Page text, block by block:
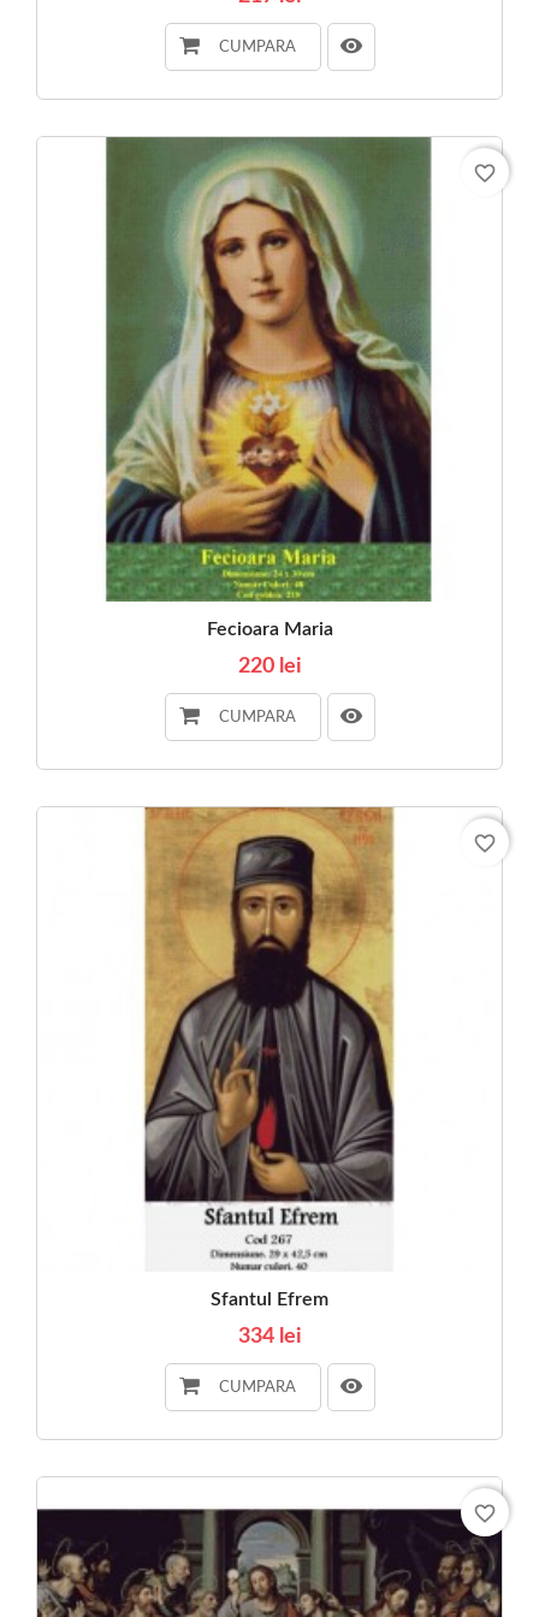
CUMPARA
Fecioara Maria
220 lei
CUMPARA
favorite_border
Sfantul Efrem
334 lei
CUMPARA
favorite_border
favorite_border